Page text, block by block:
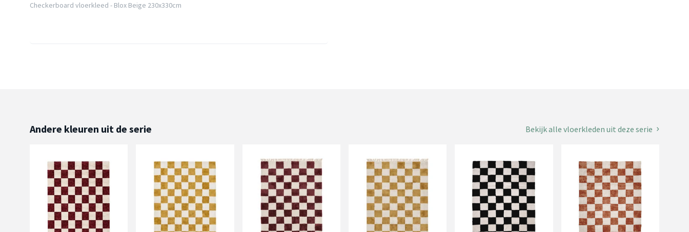
Checkerboard vloerkleed - Blox Beige 230x330cm
Andere kleuren uit de serie Bekijk alle vloerkleden uit deze serie